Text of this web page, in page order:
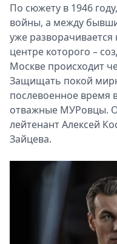
По сюжету в 1946
войны, а между
уже
центре которого –
Москве происходит
Защищать покой
послевоенное время
отважные МУРовцы.
лейтенант Алексей
Зайцева.